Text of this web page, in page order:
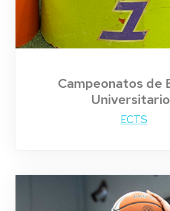
Campeonatos de
ECTS